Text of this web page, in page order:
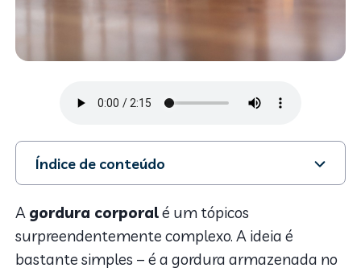
Índice de conteúdo
1. Desvendando a gordura corporal
2. Tipos de gordura corporal
3. Afinal, qual tipo de gordura é mais fácil de perder?
4. Como perder gordura corporal?
A gordura corporalé um tópicos
surpreendentemente complexo. A ideia é
bastante simples – é a gordura armazenada no